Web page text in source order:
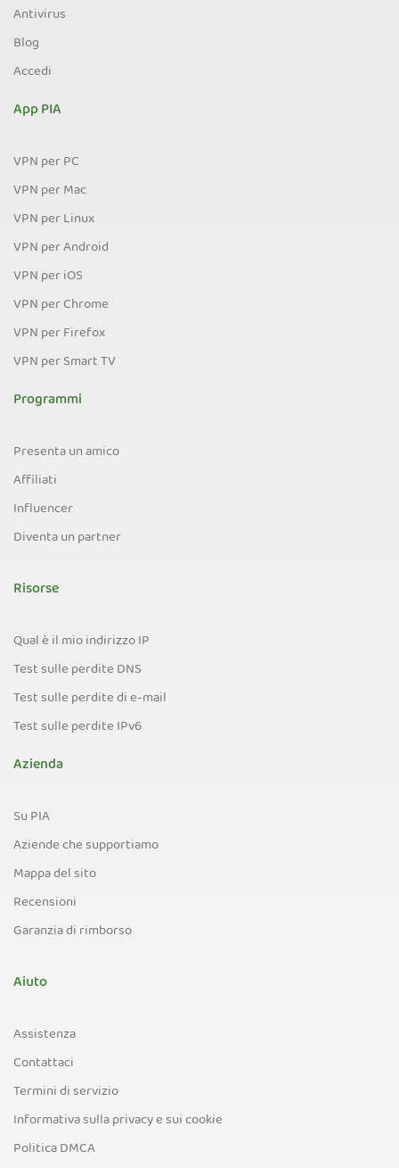
Antivirus
Blog
Accedi
App PIA
VPN per PC
VPN per Mac
VPN per Linux
VPN per Android
VPN per iOS
VPN per Chrome
VPN per Firefox
VPN per Smart TV
Programmi
Presenta un amico
Affiliati
Influencer
Diventa un partner
Risorse
Qual è il mio indirizzo IP
Test sulle perdite DNS
Test sulle perdite di e-mail
Test sulle perdite IPv6
Azienda
Su PIA
Aziende che supportiamo
Mappa del sito
Recensioni
Garanzia di rimborso
Aiuto
Assistenza
Contattaci
Termini di servizio
Informativa sulla privacy e sui cookie
Politica DMCA